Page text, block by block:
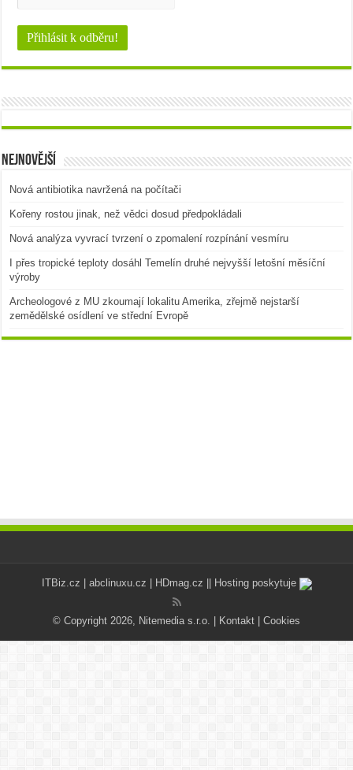
Nejnovější
Nová antibiotika navržená na počítači
Kořeny rostou jinak, než vědci dosud předpokládali
Nová analýza vyvrací tvrzení o zpomalení rozpínání vesmíru
I přes tropické teploty dosáhl Temelín druhé nejvyšší letošní měsíční
výroby
Archeologové z MU zkoumají lokalitu Amerika, zřejmě nejstarší
zemědělské osídlení ve střední Evropě
ITBiz.cz abclinuxu.cz HDmag.cz || Hosting poskytuje
© Copyright 2026, Nitemedia s.r.o. | Kontakt Cookies